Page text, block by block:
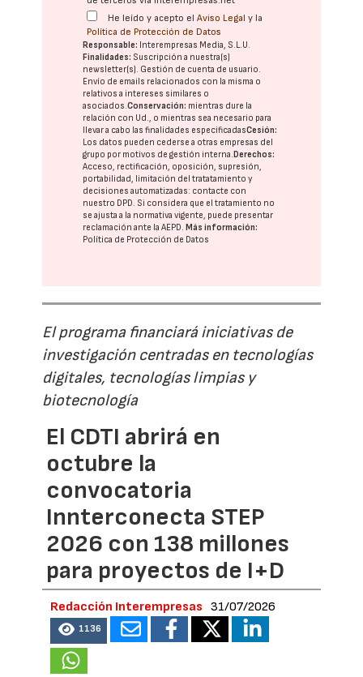
He leído y acepto elAviso Legal y la
Política de Protección de Datos
Responsable: Interempresas Media, S.L.U.
Finalidades: Suscripción a nuestra(s)
newsletter(s). Gestión de cuenta de usuario.
Envío de emails relacionados con la misma o
relativos a intereses similares o
asociados.Conservación: mientras dure la
relación con Ud., o mientras sea necesario para
llevar a cabo las finalidades especificadasCesión:
Los datos pueden cederse a otras empresas del
grupo por motivos de gestión interna. Derechos:
Acceso, rectificación, oposición, supresión,
portabilidad, limitación del tratatamiento y
decisiones automatizadas: contacte con
nuestro DPD. Si considera que el tratamiento no
se ajusta a la normativa vigente, puede presentar
reclamación ante laAEPD. Más información:
Política de Protección de Datos
El programa financiará iniciativas de
investigación centradas en tecnologías
digitales, tecnologías limpias y
biotecnología
El CDTI abrirá en
octubre la
convocatoria
Innterconecta STEP
2026 con 138 millones
para proyectos de I+D
Redacción Interempresas 31/07/2026
1136